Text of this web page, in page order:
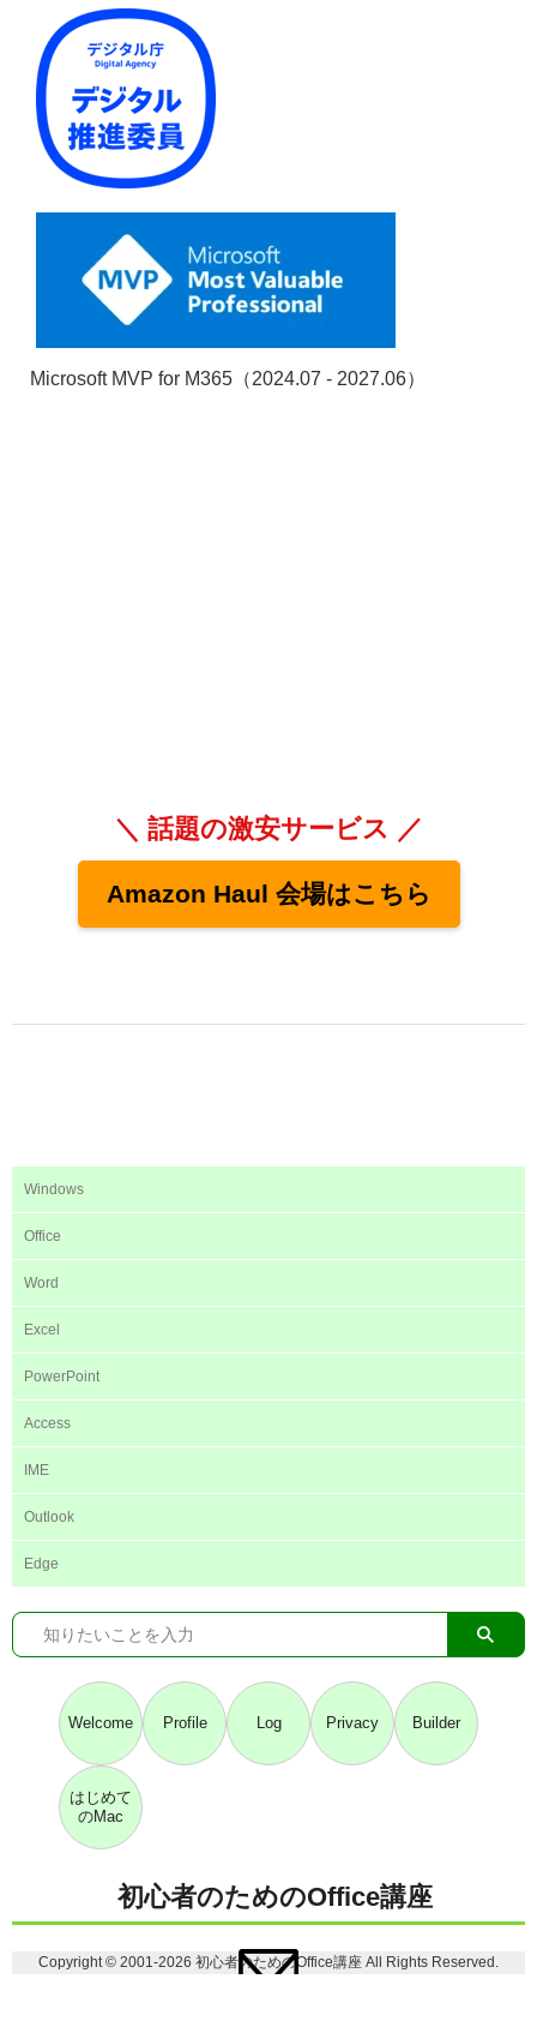
Microsoft MVP for M365（2024.07 - 2027.06）
＼ 話題の激安サービス ／
Amazon Haul 会場はこちら
Windows
Office
Word
Excel
PowerPoint
Access
IME
Outlook
Edge
Welcome Profile Log Privacy Builder
はじめて
のMac
初心者のためのOffice講座
Copyright © 2001-2026 初心者のためのOffice講座 All Rights Reserved.